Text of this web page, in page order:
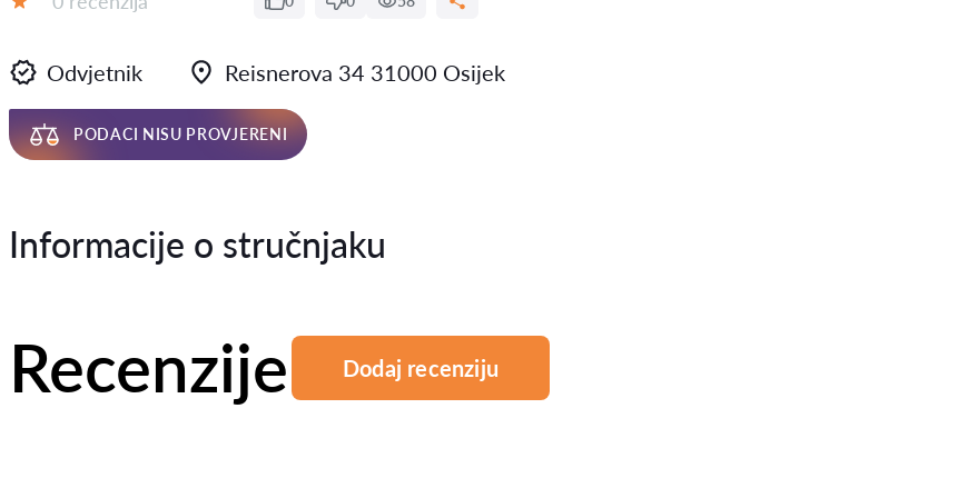
Odvjetnik Reisnerova 34 31000 Osijek
PODACI NISU PROVJERENI
Informacije o stručnjaku
Recenzije Dodaj recenziju